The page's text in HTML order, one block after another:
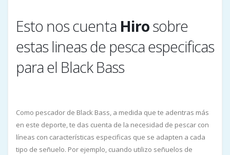
Esto nos cuenta Hirosobre
estas lineas de pesca especificas
para el Black Bass
Como pescador de Black Bass, a medida que te adentras más
en este deporte, te das cuenta de la necesidad de pescar con
líneas con características especificas que se adapten a cada
tipo de señuelo. Por ejemplo, cuando utilizo señuelos de